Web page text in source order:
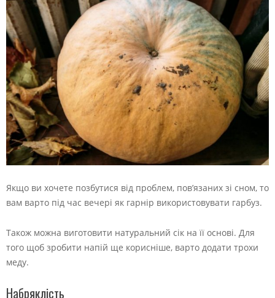
Якщо ви хочете позбутися від проблем, пов’язаних зі сном, то
вам варто під час вечері як гарнір використовувати гарбуз.
Також можна виготовити натуральний сік на її основі. Для
того щоб зробити напій ще корисніше, варто додати трохи
меду.
Набряклість